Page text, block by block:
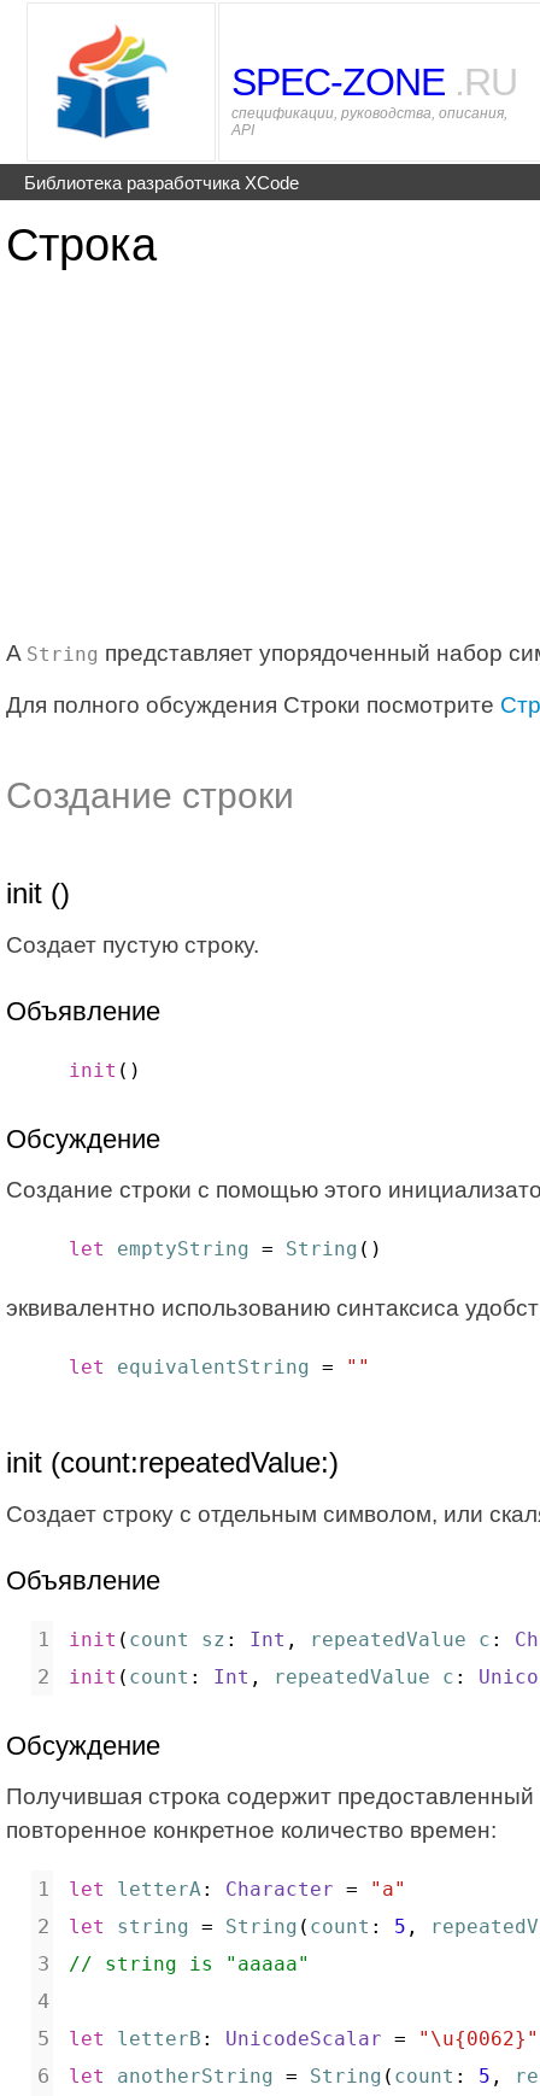
SPEC-ZONE .RU
спецификации, руководства, описания,
API
Библиотека разработчика XCode
Строка
A String представляет упорядоченный набор
Для полного обсуждения Строки посмотрите
Создание строки
init ()
Создает пустую строку.
Объявление
init ()
Обсуждение
Создание строки с помощью этого
let emptyString = String ()
эквивалентно использованию синтаксиса
let equivalentString = ""
init (count:repeatedValue:)
Создает строку с отдельным символом, или
Объявление
init ( count sz : Int , repeatedValue c :
init ( count : Int , repeatedValue c :
Обсуждение
Получившая строка содержит предоставленный
повторенное конкретное количество времен:
let letterA: Character =
"a"
let
string = String ( count : 5 ,
// string is "aaaaa"
let letterB : UnicodeScalar =
"\u{0062}"
let
anotherString = String ( count : 5 ,